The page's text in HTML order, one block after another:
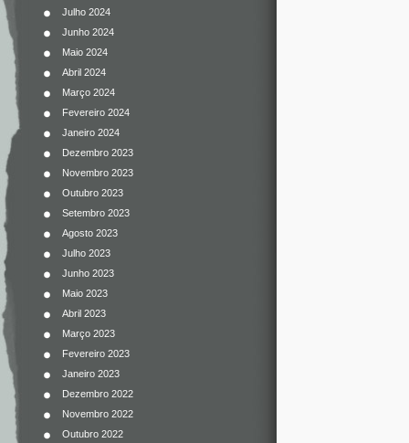
Julho 2024
Junho 2024
Maio 2024
Abril 2024
Março 2024
Fevereiro 2024
Janeiro 2024
Dezembro 2023
Novembro 2023
Outubro 2023
Setembro 2023
Agosto 2023
Julho 2023
Junho 2023
Maio 2023
Abril 2023
Março 2023
Fevereiro 2023
Janeiro 2023
Dezembro 2022
Novembro 2022
Outubro 2022